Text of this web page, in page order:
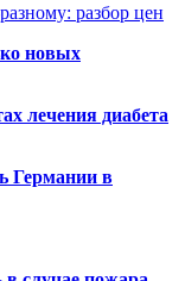
разбор цен
новых
лечения диабета
Германии в